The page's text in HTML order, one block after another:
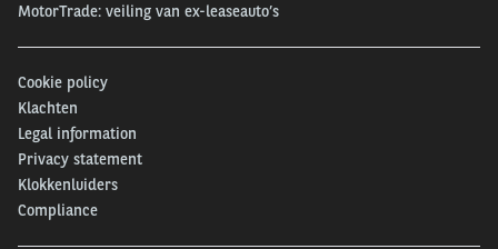
MotorTrade: veiling van ex-leaseauto’s
Cookie policy
Klachten
Legal information
Privacy statement
Klokkenluiders
Compliance